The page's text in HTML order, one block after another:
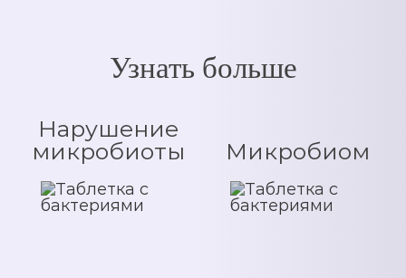
Узнать больше
Нарушение
микробиоты
Микробиом